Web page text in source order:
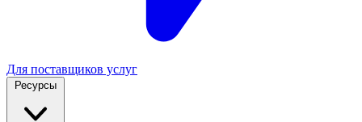
Для поставщиков услуг